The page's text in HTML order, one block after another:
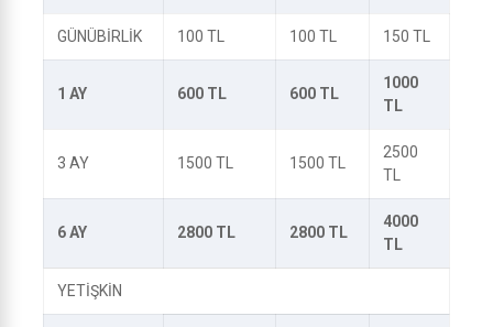
GÜNÜBİRLİK 100 TL 100 TL 150 TL
1 AY 600 TL 600 TL
1000
TL
3 AY 1500 TL 1500 TL
2500
TL
6 AY 2800 TL 2800 TL
4000
TL
YETİŞKİN